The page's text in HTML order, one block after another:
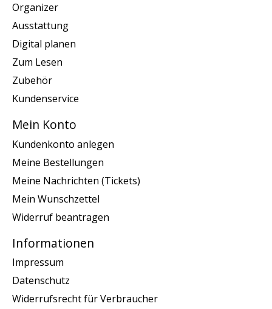
Organizer
Ausstattung
Digital planen
Zum Lesen
Zubehör
Kundenservice
Mein Konto
Kundenkonto anlegen
Meine Bestellungen
Meine Nachrichten (Tickets)
Mein Wunschzettel
Widerruf beantragen
Informationen
Impressum
Datenschutz
Widerrufsrecht für Verbraucher